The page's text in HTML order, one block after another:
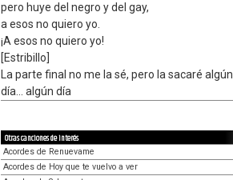
pero huye del negro y del gay,
a esos no quiero yo.
¡A esos no quiero yo!
[Estribillo]
La parte final no me la sé, pero la sacaré algún
día... algún día
Otras canciones de interés
Acordes de Renuevame
Acordes de Hoy que te vuelvo a ver